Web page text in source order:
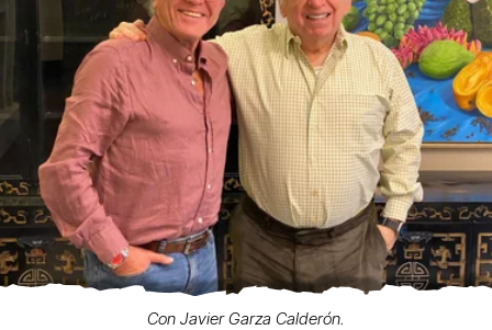
Con Javier Garza Calderón.